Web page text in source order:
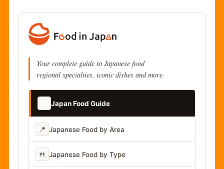
Your complete guide to Japanese food
regional specialties, iconic dishes and more.
Japan Food Guide
📍 Japanese Food by Area
🍴 Japanese Food by Type